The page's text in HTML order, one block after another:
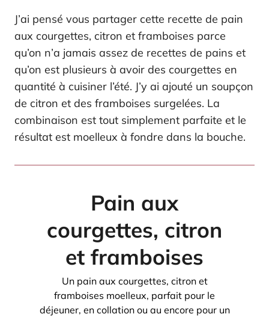
J’ai pensé vous partager cette recette de pain
aux courgettes, citron et framboises parce
qu’on n’a jamais assez de recettes de pains et
qu’on est plusieurs à avoir des courgettes en
quantité à cuisiner l’été. J’y ai ajouté un soupçon
de citron et des framboises surgelées. La
combinaison est tout simplement parfaite et le
résultat est moelleux à fondre dans la bouche.
Pain aux
courgettes, citron
et framboises
Un pain aux courgettes, citron et
framboises moelleux, parfait pour le
déjeuner, en collation ou au encore pour un